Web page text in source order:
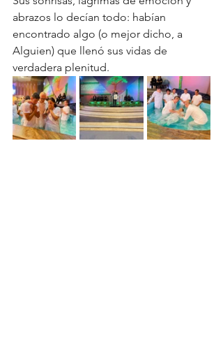
abrazos lo decían todo: habían
encontrado algo (o mejor dicho, a
Alguien) que llenó sus vidas de
verdadera plenitud.